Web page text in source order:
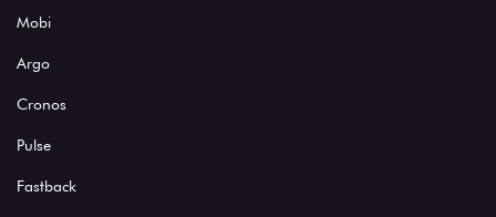
Mobi
Argo
Cronos
Pulse
Fastback